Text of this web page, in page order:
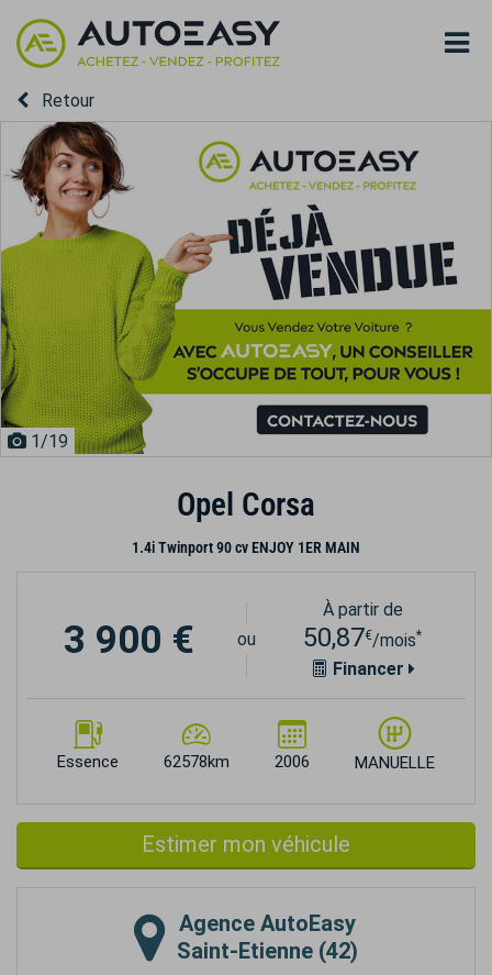
Retour
1/19
Opel Corsa
1.4i Twinport 90 cv ENJOY 1ER MAIN
Essence 62578km 2006 MANUELLE
3 900 € ou
À partir de
50,87€/mois*
Financer
Estimer mon véhicule
Agence AutoEasy
Saint-Etienne (42)